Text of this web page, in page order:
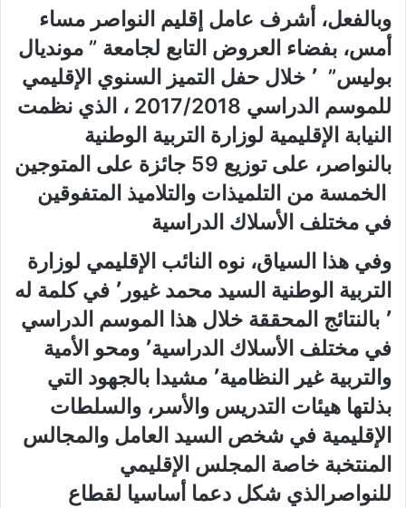
وبالفعل، أشرف عامل إقليم النواصر مساء
أمس، بفضاء العروض التابع لجامعة ” مونديال
بوليس” ٬ خلال حفل التميز السنوي الإقليمي
للموسم الدراسي 2017/2018 ، الذي نظمت
النيابة الإقليمية لوزارة التربية الوطنية
بالنواصر، على توزيع 59 جائزة على المتوجين
الخمسة من التلميذات والتلاميذ المتفوقين
في مختلف الأسلاك الدراسية
وفي هذا السياق، نوه النائب الإقليمي لوزارة
التربية الوطنية السيد محمد غيور٬ في كلمة له
٬ بالنتائج المحققة خلال هذا الموسم الدراسي
في مختلف الأسلاك الدراسية٬ ومحو الأمية
والتربية غير النظامية٬ مشيدا بالجهود التي
بذلتها هيئات التدريس والأسر، والسلطات
الإقليمية في شخص السيد العامل والمجالس
المنتخبة خاصة المجلس الإقليمي
للنواصرالذي شكل دعما أساسيا لقطاع